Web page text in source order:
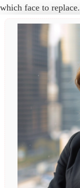
which face to replace.